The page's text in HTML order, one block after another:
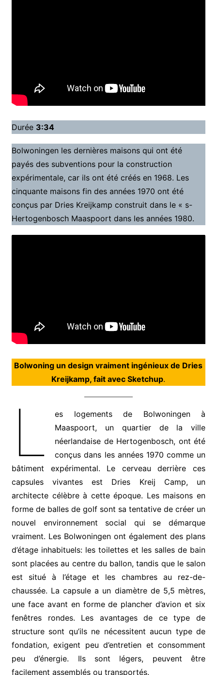
Durée 3:34
Bolwoningen les dernières maisons qui ont été
payés des subventions pour la construction
expérimentale, car ils ont été créés en 1968. Les
cinquante maisons fin des années 1970 ont été
conçus par Dries Kreijkamp construit dans le « s-
Hertogenbosch Maaspoort dans les années 1980.
Bolwoning un design vraiment ingénieux de Dries
Kreijkamp, fait avec Sketchup.
L
es logements de Bolwoningen à
Maaspoort, un quartier de la ville
néerlandaise de Hertogenbosch, ont été
conçus dans les années 1970 comme un
bâtiment expérimental. Le cerveau derrière ces
capsules vivantes est Dries Kreij Camp, un
architecte célèbre à cette époque. Les maisons en
forme de balles de golf sont sa tentative de créer un
nouvel environnement social qui se démarque
vraiment. Les Bolwoningen ont également des plans
d’étage inhabituels: les toilettes et les salles de bain
sont placées au centre du ballon, tandis que le salon
est situé à l’étage et les chambres au rez-de-
chaussée. La capsule a un diamètre de 5,5 mètres,
une face avant en forme de plancher d’avion et six
fenêtres rondes. Les avantages de ce type de
structure sont qu’ils ne nécessitent aucun type de
fondation, exigent peu d’entretien et consomment
peu d’énergie. Ils sont légers, peuvent être
facilement assemblés ou transportés.